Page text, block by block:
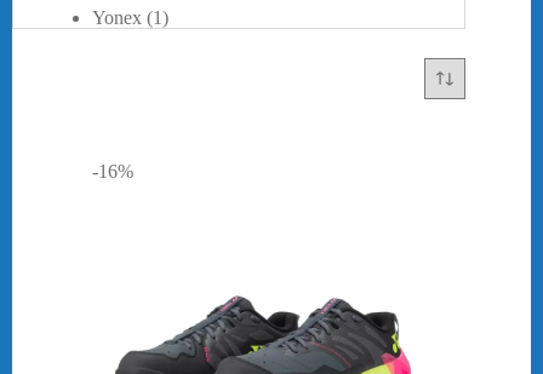
-16%
Yonex (1)